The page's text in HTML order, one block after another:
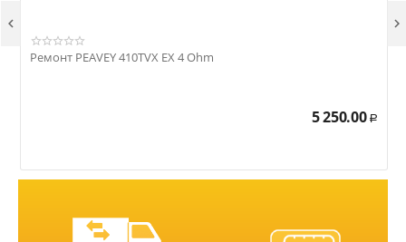
Ремонт PEAVEY 410TVX EX 4 Ohm
5 250.00 Р
 